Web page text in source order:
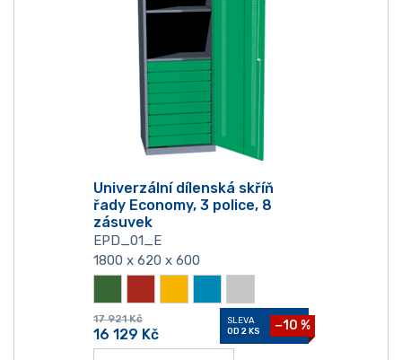
Univerzální dílenská skříň
řady Economy, 3 police, 8
zásuvek
EPD_01_E
1800 x 620 x 600
17 921 Kč
16 129 Kč
SLEVA
OD 2 KS
−10 %